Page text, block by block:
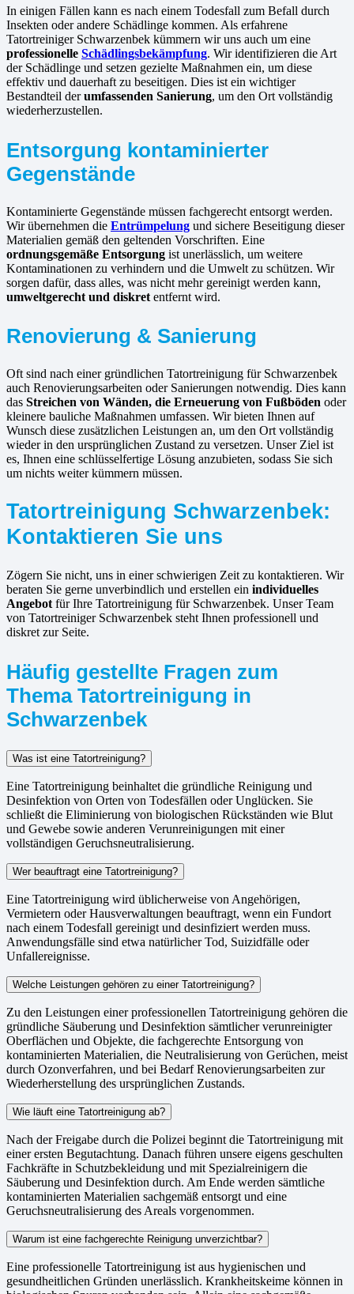
In einigen Fällen kann es nach einem Todesfall zum Befall durch
Insekten oder andere Schädlinge kommen. Als erfahrene
Tatortreiniger Schwarzenbek kümmern wir uns auch um eine
professionelle Schädlingsbekämpfung. Wir identifizieren die Art
der Schädlinge und setzen gezielte Maßnahmen ein, um diese
effektiv und dauerhaft zu beseitigen. Dies ist ein wichtiger
Bestandteil derumfassenden Sanierung, um den Ort vollständig
wiederherzustellen.
Entsorgung kontaminierter
Gegenstände
Kontaminierte Gegenstände müssen fachgerecht entsorgt werden.
Wir übernehmen die Entrümpelung und sichere Beseitigung dieser
Materialien gemäß den geltenden Vorschriften. Eine
ordnungsgemäße Entsorgung ist unerlässlich, um weitere
Kontaminationen zu verhindern und die Umwelt zu schützen. Wir
sorgen dafür, dass alles, was nicht mehr gereinigt werden kann,
umweltgerecht und diskret entfernt wird.
Renovierung & Sanierung
Oft sind nach einer gründlichen Tatortreinigung für Schwarzenbek
auch Renovierungsarbeiten oder Sanierungen notwendig. Dies kann
das Streichen von Wänden, die Erneuerung von Fußböden oder
kleinere bauliche Maßnahmen umfassen. Wir bieten Ihnen auf
Wunsch diese zusätzlichen Leistungen an, um den Ort vollständig
wieder in den ursprünglichen Zustand zu versetzen. Unser Ziel ist
es, Ihnen eine schlüsselfertige Lösung anzubieten, sodass Sie sich
um nichts weiter kümmern müssen.
Tatortreinigung Schwarzenbek:
Kontaktieren Sie uns
Zögern Sie nicht, uns in einer schwierigen Zeit zu kontaktieren. Wir
beraten Sie gerne unverbindlich und erstellen ein individuelles
Angebot für Ihre Tatortreinigung für Schwarzenbek. Unser Team
von Tatortreiniger Schwarzenbek steht Ihnen professionell und
diskret zur Seite.
Häufig gestellte Fragen zum
Thema Tatortreinigung in
Schwarzenbek
Was ist eine Tatortreinigung?
Eine Tatortreinigung beinhaltet die gründliche Reinigung und
Desinfektion von Orten von Todesfällen oder Unglücken. Sie
schließt die Eliminierung von biologischen Rückständen wie Blut
und Gewebe sowie anderen Verunreinigungen mit einer
vollständigen Geruchsneutralisierung.
Wer beauftragt eine Tatortreinigung?
Eine Tatortreinigung wird üblicherweise von Angehörigen,
Vermietern oder Hausverwaltungen beauftragt, wenn ein Fundort
nach einem Todesfall gereinigt und desinfiziert werden muss.
Anwendungsfälle sind etwa natürlicher Tod, Suizidfälle oder
Unfallereignisse.
Welche Leistungen gehören zu einer Tatortreinigung?
Zu den Leistungen einer professionellen Tatortreinigung gehören die
gründliche Säuberung und Desinfektion sämtlicher verunreinigter
Oberflächen und Objekte, die fachgerechte Entsorgung von
kontaminierten Materialien, die Neutralisierung von Gerüchen, meist
durch Ozonverfahren, und bei Bedarf Renovierungsarbeiten zur
Wiederherstellung des ursprünglichen Zustands.
Wie läuft eine Tatortreinigung ab?
Nach der Freigabe durch die Polizei beginnt die Tatortreinigung mit
einer ersten Begutachtung. Danach führen unsere eigens geschulten
Fachkräfte in Schutzbekleidung und mit Spezialreinigern die
Säuberung und Desinfektion durch. Am Ende werden sämtliche
kontaminierten Materialien sachgemäß entsorgt und eine
Geruchsneutralisierung des Areals vorgenommen.
Warum ist eine fachgerechte Reinigung unverzichtbar?
Eine professionelle Tatortreinigung ist aus hygienischen und
gesundheitlichen Gründen unerlässlich. Krankheitskeime können in